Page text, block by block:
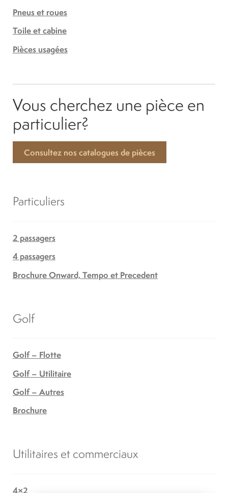
Pneus et roues
Toile et cabine
Pièces usagées
Vous cherchez une pièce en
particulier?
Consultez nos catalogues de pièces
Particuliers
2 passagers
4 passagers
Brochure Onward, Tempo et Precedent
Golf
Golf – Flotte
Golf – Utilitaire
Golf – Autres
Brochure
Utilitaires et commerciaux
4×2